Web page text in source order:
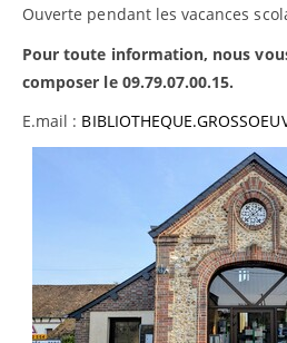
Ouverte pendant les vacances
Pour toute information, nous
composer le 09.79.07.00.15.
E.mail :